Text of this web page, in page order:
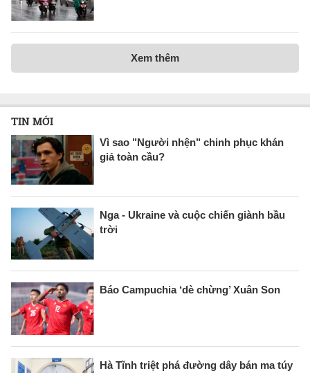
Xem thêm
TIN MỚI
Vì sao "Người nhện" chinh phục khán
giả toàn cầu?
Nga - Ukraine và cuộc chiến giành bầu
trời
Báo Campuchia ‘dè chừng’ Xuân Son
Hà Tĩnh triệt phá đường dây bán ma túy